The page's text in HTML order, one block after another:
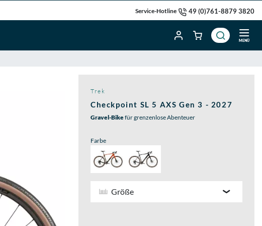
Service-Hotline 49 (0)761-8879 3820
MENÜ
Trek
Checkpoint SL 5 AXS Gen 3 - 2027
Gravel-Bikefür grenzenlose Abenteuer
Farbe
Größe